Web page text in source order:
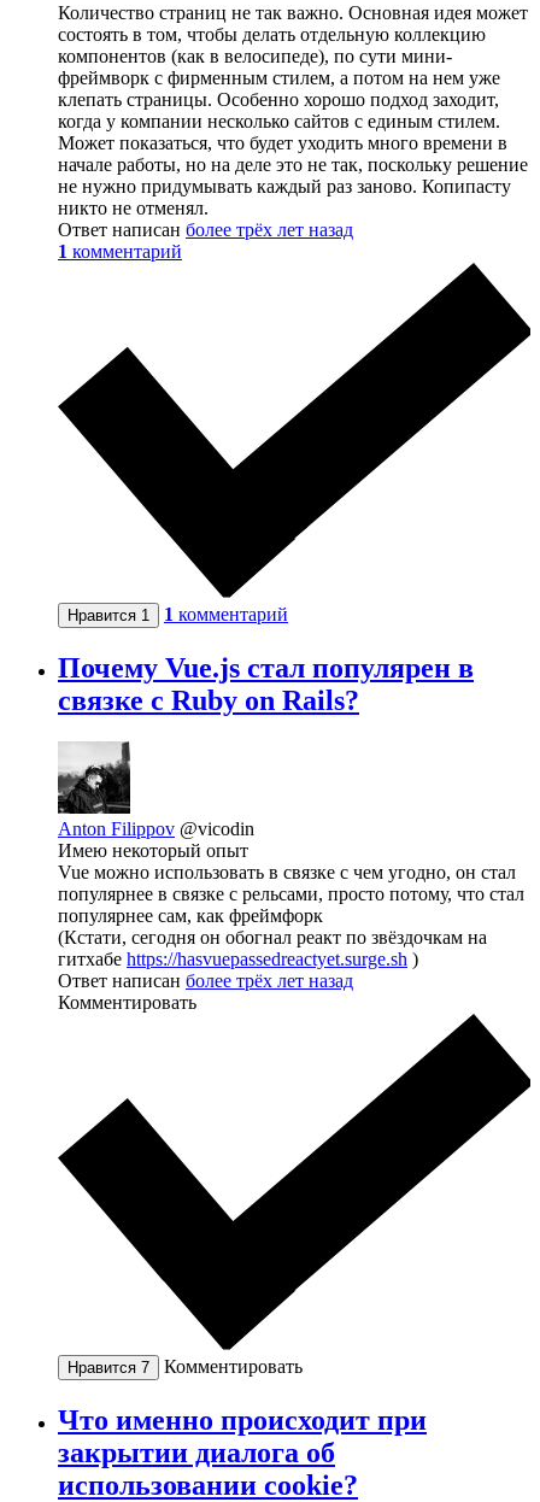
Количество страниц не так важно. Основная идея может
состоять в том, чтобы делать отдельную коллекцию
компонентов (как в велосипеде), по сути мини-
фреймворк с фирменным стилем, а потом на нем уже
клепать страницы. Особенно хорошо подход заходит,
когда у компании несколько сайтов с единым стилем.
Может показаться, что будет уходить много времени в
начале работы, но на деле это не так, поскольку решение
не нужно придумывать каждый раз заново. Копипасту
никто не отменял.
Ответ написан более трёх лет назад
1 комментарий
Нравится 1 1 комментарий
Почему Vue.js стал популярен в
связке с Ruby on Rails?
Anton Filippov @vicodin
Имею некоторый опыт
Vue можно использовать в связке с чем угодно, он стал
популярнее в связке с рельсами, просто потому, что стал
популярнее сам, как фреймфорк
(Кстати, сегодня он обогнал реакт по звёздочкам на
гитхабе https://hasvuepassedreactyet.surge.sh )
Ответ написан более трёх лет назад
Комментировать
Нравится 7 Комментировать
Что именно происходит при
закрытии диалога об
использовании cookie?